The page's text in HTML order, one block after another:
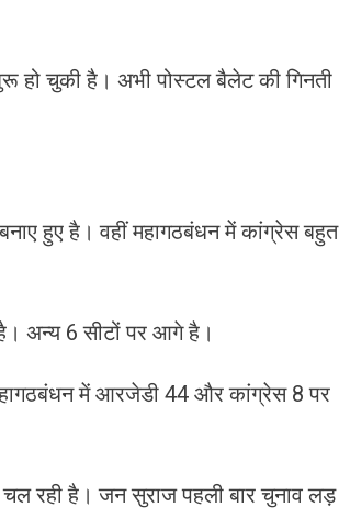
हो चुकी है। अभी पोस्टल बैलेट की गिनती
हुए है। वहीं महागठबंधन में कांग्रेस बहुत
अन्य 6 सीटों पर आगे है।
में आरजेडी 44 और कांग्रेस 8 पर
चल रही है। जन सुराज पहली बार चुनाव लड़